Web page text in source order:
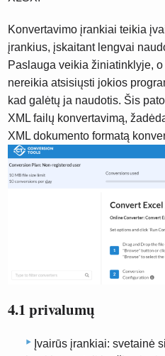
Konvertavimo įrankiai teikia
įrankius, įskaitant lengvai
Paslauga veikia žiniatinklyje,
nereikia atsisiųsti jokios
kad galėtų ja naudotis. Šis
XML failų konvertavimą,
XML dokumento formatą
4.1 privalumų
Įvairūs įrankiai: svetainė